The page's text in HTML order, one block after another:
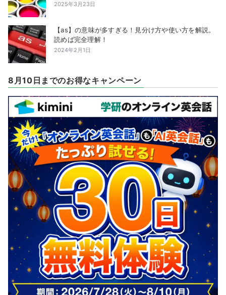
2025年3月23日
【as】の意味が多すぎる！見分け方や使い方を解説。
読めば完全理解！
2024年2月1日
8月10日までのお得なキャンペーン